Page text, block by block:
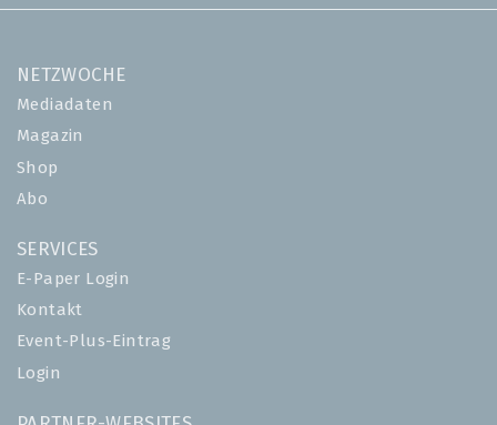
NETZWOCHE
Mediadaten
Magazin
Shop
Abo
SERVICES
E-Paper Login
Kontakt
Event-Plus-Eintrag
Login